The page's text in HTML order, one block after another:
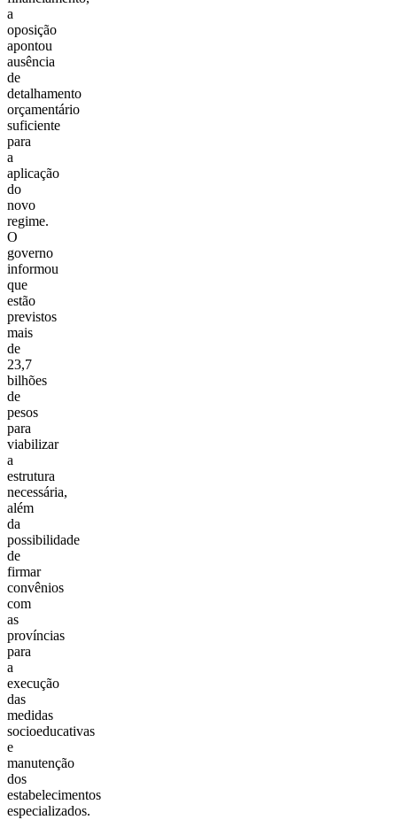
a
oposição
apontou
ausência
de
detalhamento
orçamentário
suficiente
para
a
aplicação
do
novo
regime.
O
governo
informou
que
estão
previstos
mais
de
23,7
bilhões
de
pesos
para
viabilizar
a
estrutura
necessária,
além
da
possibilidade
de
firmar
convênios
com
as
províncias
para
a
execução
das
medidas
socioeducativas
e
manutenção
dos
estabelecimentos
especializados.